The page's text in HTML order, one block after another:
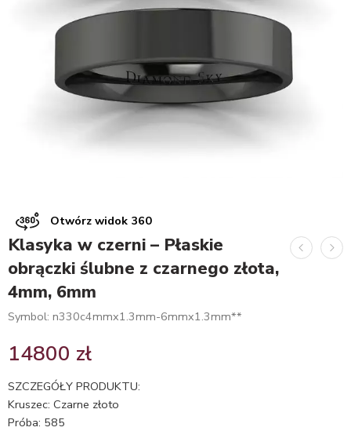
Otwórz widok 360
Klasyka w czerni – Płaskie
obrączki ślubne z czarnego złota,
4mm, 6mm
Symbol: n330c4mmx1.3mm-6mmx1.3mm**
14800 zł
SZCZEGÓŁY PRODUKTU:
Kruszec: Czarne złoto
Próba: 585